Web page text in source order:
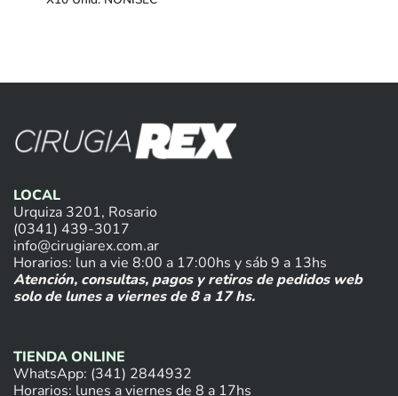
LOCAL
Urquiza 3201, Rosario
(0341) 439-3017
info@cirugiarex.com.ar
Horarios: lun a vie 8:00 a 17:00hs y sáb 9 a 13hs
Atención, consultas, pagos y retiros de pedidos web
solo de lunes a viernes de 8 a 17 hs.
TIENDA ONLINE
WhatsApp: (341) 2844932
Horarios: lunes a viernes de 8 a 17hs